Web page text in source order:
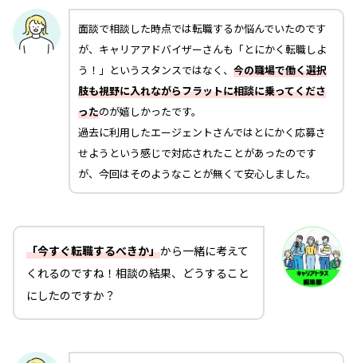
面談で相談した時点では転職するか悩んでいたのです
が、キャリアアドバイザーさんも「とにかく転職しよ
う！」というスタンスではなく、 今の職場で働く選択
肢も視野に入れながらフラットに相談に乗ってくださ
ったのが嬉しかったです。
過去に利用したエージェントさんではとにかく応募さ
せようという感じで対応されたことがあったのです
が、今回はそのようなことが無くて安心しました。
「今すぐ転職するべきか」から一緒に考えて
くれるのですね！相談の結果、どうすること
にしたのですか？